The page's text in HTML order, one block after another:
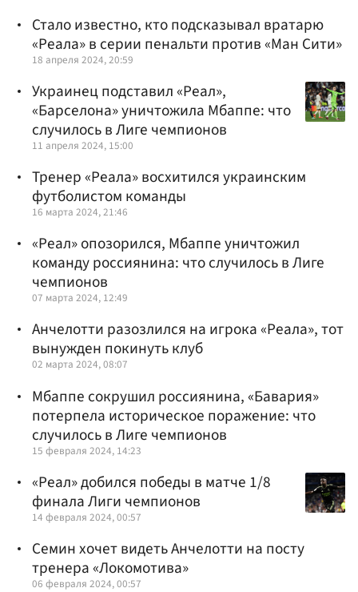
Стало известно, кто подсказывал вратарю
«Реала» в серии пенальти против «Ман Сити»
18 апреля 2024, 20:59
Украинец подставил «Реал»,
«Барселона» уничтожила Мбаппе: что
случилось в Лиге чемпионов
11 апреля 2024, 15:00
Тренер «Реала» восхитился украинским
футболистом команды
16 марта 2024, 21:46
«Реал» опозорился, Мбаппе уничтожил
команду россиянина: что случилось в Лиге
чемпионов
07 марта 2024, 12:49
Анчелотти разозлился на игрока «Реала», тот
вынужден покинуть клуб
02 марта 2024, 08:07
Мбаппе сокрушил россиянина, «Бавария»
потерпела историческое поражение: что
случилось в Лиге чемпионов
15 февраля 2024, 14:23
«Реал» добился победы в матче 1/8
финала Лиги чемпионов
14 февраля 2024, 00:57
Семин хочет видеть Анчелотти на посту
тренера «Локомотива»
06 февраля 2024, 00:57